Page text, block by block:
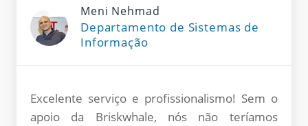
Meni Nehmad
Departamento de Sistemas de
Informação
Excelente serviço e profissionalismo! Sem o
apoio da Briskwhale, nós não teríamos